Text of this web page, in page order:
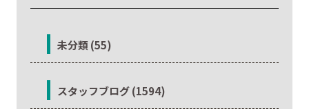
未分類 (55)
スタッフブログ (1594)